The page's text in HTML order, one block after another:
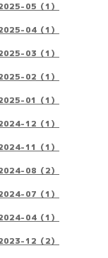
05（1）
04（1）
03（1）
02（1）
01（1）
12（1）
11（1）
08（2）
07（1）
04（1）
12（2）